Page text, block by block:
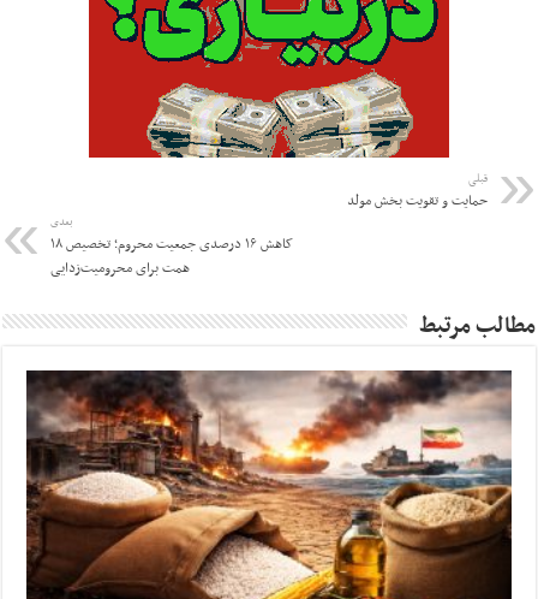
قبلی
حمایت و تقویت بخش مولد
بعدی
کاهش ۱۶ درصدی جمعیت محروم؛ تخصیص ۱۸
همت برای محرومیت‌زدایی
مطالب مرتبط